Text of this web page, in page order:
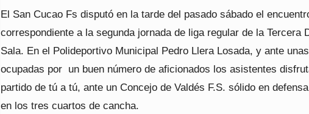
El San Cucao Fs disputó en la tarde del pasado sábado el
correspondiente a la segunda jornada de liga regular de la Tercera
Sala. En el Polideportivo Municipal Pedro Llera Losada, y ante
ocupadas por un buen número de aficionados los asistentes
partido de tú a tú, ante un Concejo de Valdés F.S. sólido en
en los tres cuartos de cancha.